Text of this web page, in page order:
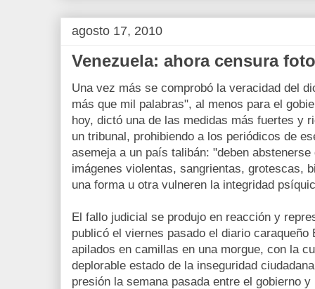
agosto 17, 2010
Venezuela: ahora censura
Una vez más se comprobó la veracidad del
más que mil palabras", al menos para el
hoy, dictó una de las medidas más fuertes y
un tribunal, prohibiendo a los periódicos de
asemeja a un país talibán: "deben
imágenes violentas, sangrientas, grotescas,
una forma u otra vulneren la integridad
El fallo judicial se produjo en reacción y
publicó el viernes pasado el diario
apilados en camillas en una morgue, con la
deplorable estado de la inseguridad
presión la semana pasada entre el gobierno